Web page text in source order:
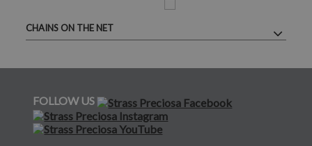
CHAINS ON THE NET
FOLLOW US